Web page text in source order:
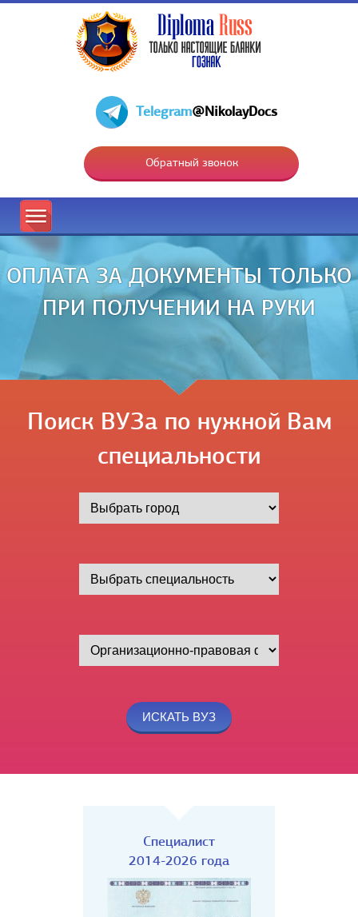
Telegram@NikolayDocs
Обратный звонок
ОПЛАТА ЗА ДОКУМЕНТЫ ТОЛЬКО
ПРИ ПОЛУЧЕНИИ НА РУКИ
Поиск ВУЗа по нужной Вам
специальности
Специалист
2014-2026 года